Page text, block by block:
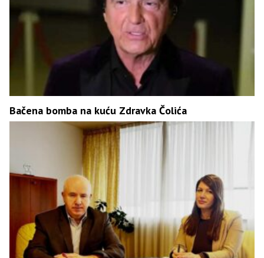
Bačena bomba na kuću Zdravka Čolića